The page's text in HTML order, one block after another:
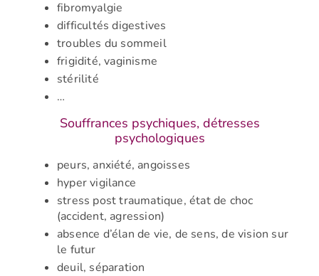
fibromyalgie
difficultés digestives
troubles du sommeil
frigidité, vaginisme
stérilité
…
Souffrances psychiques, détresses
psychologiques
peurs, anxiété, angoisses
hyper vigilance
stress post traumatique, état de choc
(accident, agression)
absence d’élan de vie, de sens, de vision sur
le futur
deuil, séparation